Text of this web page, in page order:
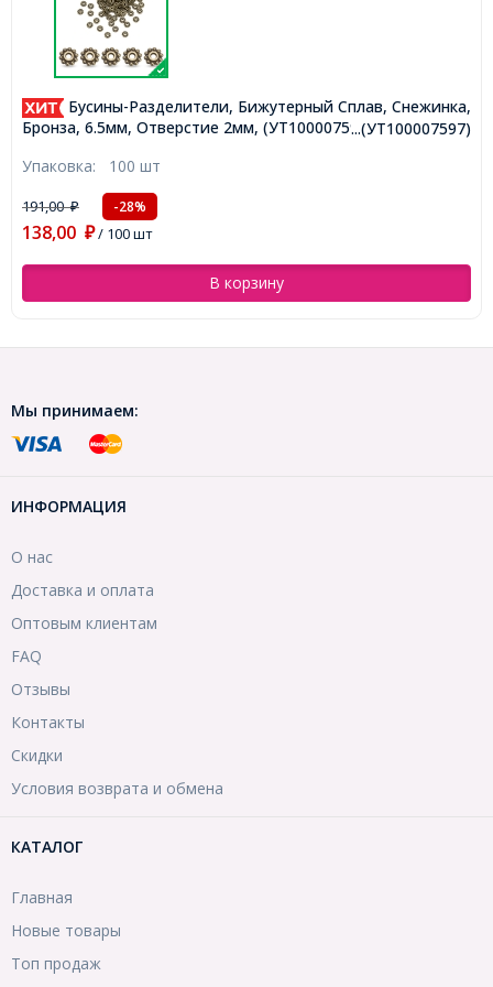
...(УТ100007597)
Бусины-Разделители, Бижутерный Сплав, Снежинка,
Бронза, 6.5мм, Отверстие 2мм, (УТ100007597)
Упаковка: 100 шт
191,00₽ -28%
138,00 ₽/ 100 шт
В корзину
Мы принимаем:
ИНФОРМАЦИЯ
О нас
Доставка и оплата
Оптовым клиентам
FAQ
Отзывы
Контакты
Скидки
Условия возврата и обмена
КАТАЛОГ
Главная
Новые товары
Топ продаж